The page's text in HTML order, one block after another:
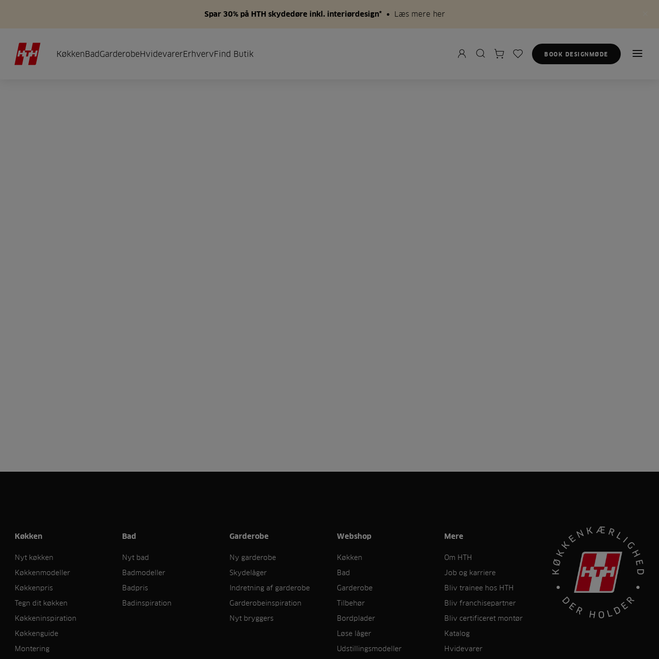
Spar 30% på HTH skydedøre inkl. interiørdesign* Læs mere her
KøkkenBadGarderobeHvidevarerErhvervFind Butik BOOK DESIGNMØDE
Køkken
Nyt køkken
Køkkenmodeller
Køkkenpris
Tegn dit køkken
Køkkeninspiration
Køkkenguide
Montering
Bad
Nyt bad
Badmodeller
Badpris
Badinspiration
Garderobe
Ny garderobe
Skydelåger
Indretning af garderobe
Garderobeinspiration
Nyt bryggers
Webshop
Køkken
Bad
Garderobe
Tilbehør
Bordplader
Løse låger
Udstillingsmodeller
Mere
Om HTH
Job og karriere
Bliv trainee hos HTH
Bliv franchisepartner
Bliv certificeret montør
Katalog
Hvidevarer